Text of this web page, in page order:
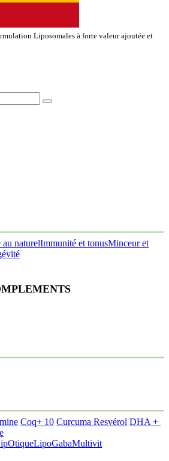
Liposomales à forte valeur ajoutée et
au naturelImmunité et tonusMinceur et
Coq+ 10 Curcuma Resvérol DHA +
LipoGabaMultivit